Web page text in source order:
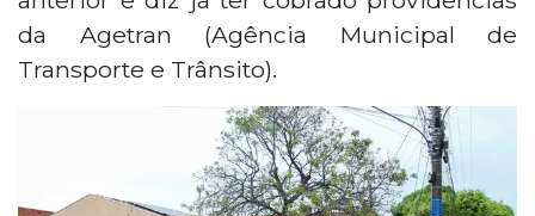
da Agetran (Agência Municipal de
Transporte e Trânsito).